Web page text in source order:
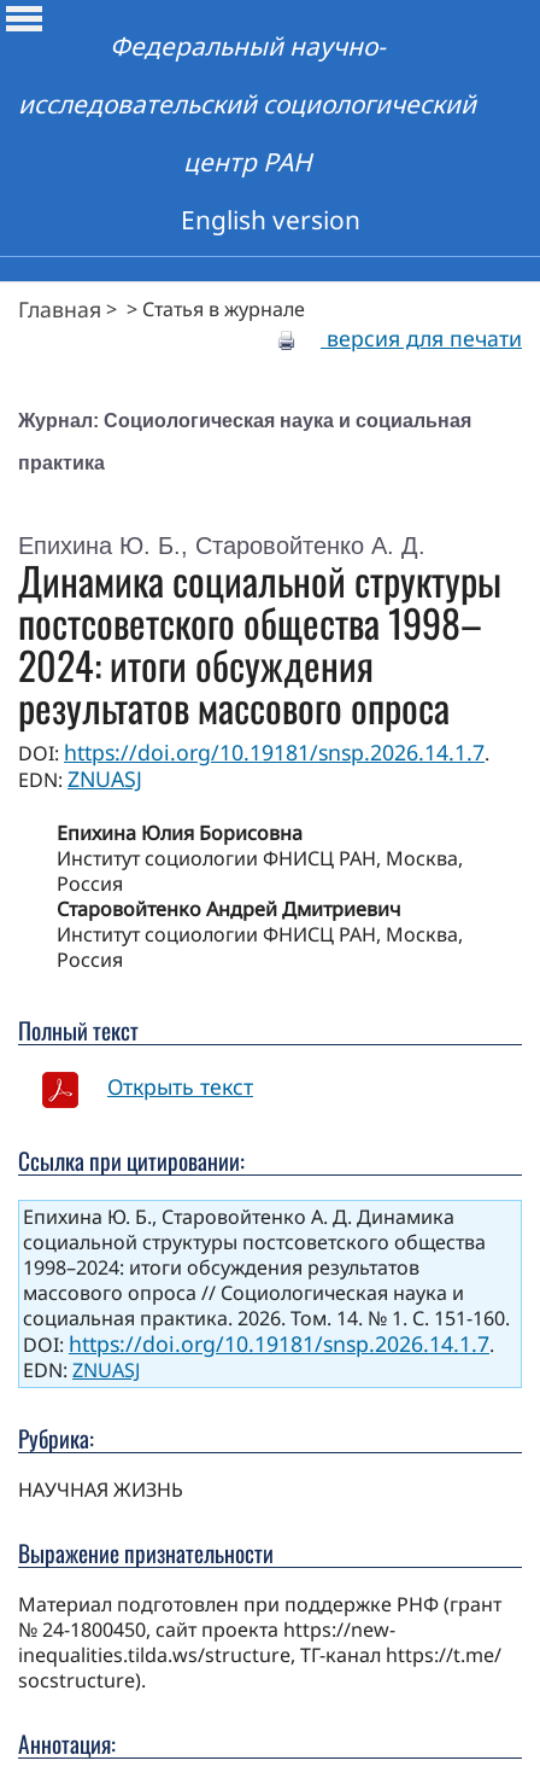
Федеральный научно-
исследовательский социологический
центр РАН
English version
Главная > > Статья в журнале
версия для печати
Журнал: Социологическая наука и социальная
практика
Епихина Ю. Б., Старовойтенко А. Д.
Динамика социальной структуры
постсоветского общества 1998–
2024: итоги обсуждения
результатов массового опроса
DOI: https://doi.org/10.19181/snsp.2026.14.1.7.
EDN: ZNUASJ
Епихина Юлия Борисовна
Институт социологии ФНИСЦ РАН, Москва,
Россия
Старовойтенко Андрей Дмитриевич
Институт социологии ФНИСЦ РАН, Москва,
Россия
Полный текст
Открыть текст
Ссылка при цитировании:
Епихина Ю. Б., Старовойтенко А. Д. Динамика
социальной структуры постсоветского общества
1998–2024: итоги обсуждения результатов
массового опроса // Социологическая наука и
социальная практика. 2026. Том. 14. № 1. С. 151-160.
DOI: https://doi.org/10.19181/snsp.2026.14.1.7.
EDN: ZNUASJ
Рубрика:
НАУЧНАЯ ЖИЗНЬ
Выражение признательности
Материал подготовлен при поддержке РНФ (грант
№ 24-1800450, сайт проекта https://new-
inequalities.tilda.ws/structure, ТГ-канал https://t.me/
socstructure).
Аннотация: